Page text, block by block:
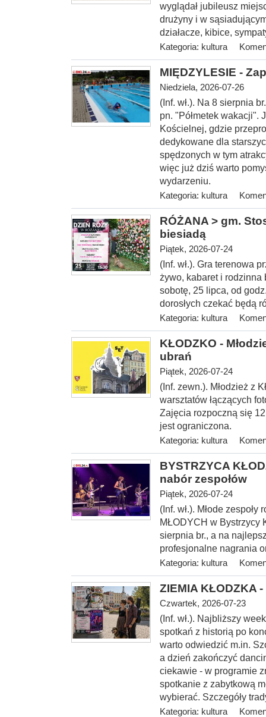
wyglądał jubileusz
drużyny i w
działacze, kibice,
Kategoria: kultura
MIĘDZYLESIE -
Niedziela, 2026-07-26
(Inf. wł.). Na 8 sierpnia
pn. "Półmetek wakacji".
Kościelnej, gdzie
dedykowane dla
spędzonych w tym
więc już dziś warto
wydarzeniu.
Kategoria: kultura
RÓŻANA > gm.
biesiadą
Piątek, 2026-07-24
(Inf. wł.). Gra terenowa
żywo, kabaret i
sobotę, 25 lipca, od
dorosłych czekać będą
Kategoria: kultura
KŁODZKO -
ubrań
Piątek, 2026-07-24
(Inf. zewn.). Młodzież z
warsztatów łączących
Zajęcia rozpoczną się
jest ograniczona.
Kategoria: kultura
BYSTRZYCA
nabór zespołów
Piątek, 2026-07-24
(Inf. wł.). Młode
MŁODYCH w Bystrzycy
sierpnia br., a na
profesjonalne nagrania
Kategoria: kultura
ZIEMIA KŁODZKA
Czwartek, 2026-07-23
(Inf. wł.). Najbliższy
spotkań z historią po
warto odwiedzić m.in.
a dzień zakończyć
ciekawie - w programie
spotkanie z zabytkową
wybierać. Szczegóły
Kategoria: kultura